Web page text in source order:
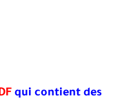
qui contient des